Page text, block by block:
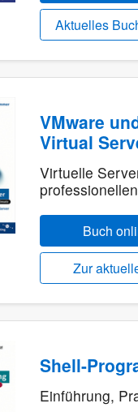
Aktuelles
VMware
Virtual
Virtuelle
Buch
Zur
Shell-
Einführung,